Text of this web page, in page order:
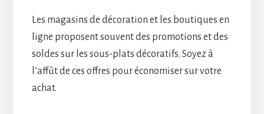
Les magasins de décoration et les boutiques en
ligne proposent souvent des promotions et des
soldes sur les sous-plats décoratifs. Soyez à
l’affût de ces offres pour économiser sur votre
achat.